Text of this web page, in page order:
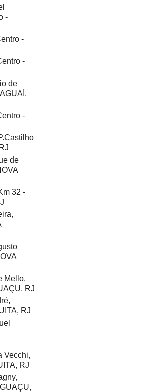
-
-
-
de
-
de
32 -
Mello,
RJ
RJ
Vecchi,
RJ